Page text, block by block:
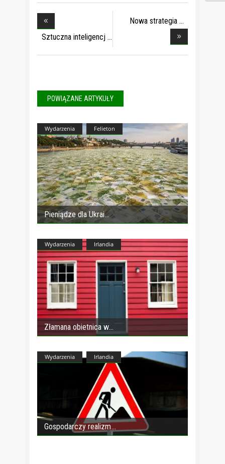
Sztuczna inteligencj
Nowa strategia
POWIĄZANE ARTYKUŁY
Wydarzenia Felieton
Pieniądze dla Ukrai
Wydarzenia Irlandia
Złamana obietnica w
Wydarzenia Irlandia
Gospodarczy realizm